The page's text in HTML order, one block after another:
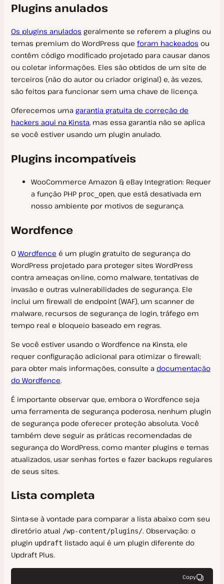
Plugins anulados
Os plugins anulados geralmente se referem a plugins ou
temas premium do WordPress que foram hackeados ou
contêm código modificado projetado para causar danos
ou coletar informações. Eles são obtidos de um site de
terceiros (não do autor ou criador original) e, às vezes,
são feitos para funcionar sem uma chave de licença.
Oferecemos uma garantia gratuita de correção de
hackers aqui na Kinsta, mas essa garantia não se aplica
se você estiver usando um plugin anulado.
Plugins incompatíveis
WooCommerce Amazon & eBay Integration: Requer
a função PHP proc_open, que está desativada em
nosso ambiente por motivos de segurança.
Wordfence
O Wordfence é um plugin gratuito de segurança do
WordPress projetado para proteger sites WordPress
contra ameaças on-line, como malware, tentativas de
invasão e outras vulnerabilidades de segurança. Ele
inclui um firewall de endpoint (WAF), um scanner de
malware, recursos de segurança de login, tráfego em
tempo real e bloqueio baseado em regras.
Se você estiver usando o Wordfence na Kinsta, ele
requer configuração adicional para otimizar o firewall;
para obter mais informações, consulte a documentação
do Wordfence.
É importante observar que, embora o Wordfence seja
uma ferramenta de segurança poderosa, nenhum plugin
de segurança pode oferecer proteção absoluta. Você
também deve seguir as práticas recomendadas de
segurança do WordPress, como manter plugins e temas
atualizados, usar senhas fortes e fazer backups regulares
de seus sites.
Lista completa
Sinta-se à vontade para comparar a lista abaixo com seu
diretório atual /wp-content/plugins/. Observação: o
plugin updraft listado aqui é um plugin diferente do
Updraft Plus.
Copy